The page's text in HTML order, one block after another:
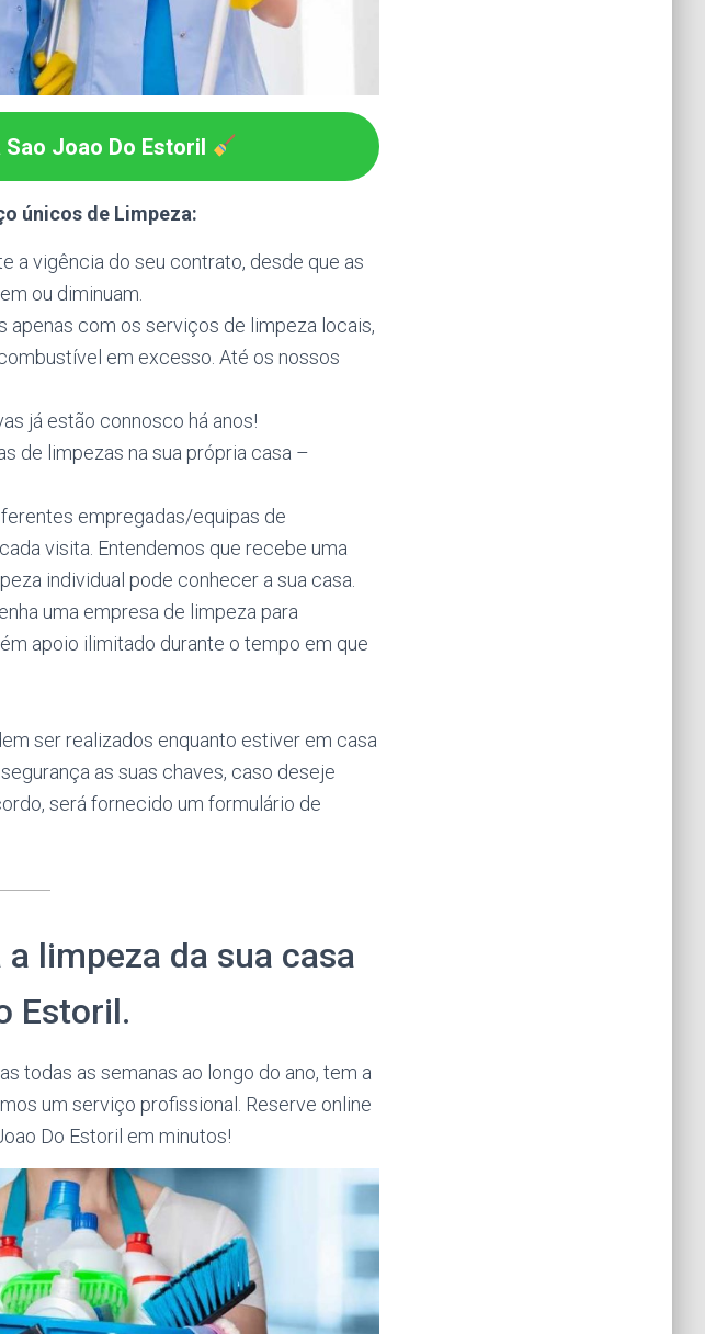
Joao Do Estoril
únicos de Limpeza:
a vigência do seu contrato, desde que as
ou diminuam.
apenas com os serviços de limpeza locais,
em excesso. Até os nossos
já estão connosco há anos!
de limpezas na sua própria casa –
empregadas/equipas de
visita. Entendemos que recebe uma
individual pode conhecer a sua casa.
uma empresa de limpeza para
apoio ilimitado durante o tempo em que
ser realizados enquanto estiver em casa
as suas chaves, caso deseje
será fornecido um formulário de
limpeza da sua casa
Estoril.
todas as semanas ao longo do ano, tem a
um serviço profissional. Reserve online
Do Estoril em minutos!